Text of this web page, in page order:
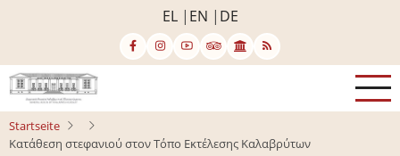
EL EN DE
Startseite
Κατάθεση στεφανιού στον Τόπο Εκτέλεσης Καλαβρύτων